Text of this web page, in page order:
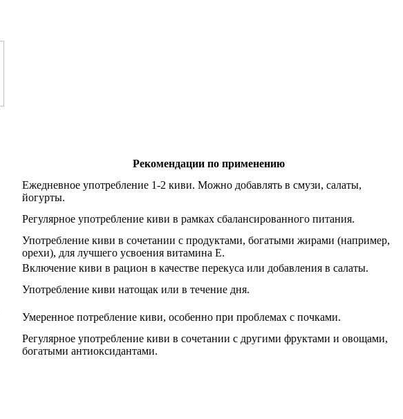
Рекомендации по применению
Ежедневное употребление 1-2 киви. Можно добавлять в смузи, салаты,
йогурты.
Регулярное употребление киви в рамках сбалансированного питания.
Употребление киви в сочетании с продуктами, богатыми жирами (например,
орехи), для лучшего усвоения витамина Е.
Включение киви в рацион в качестве перекуса или добавления в салаты.
Употребление киви натощак или в течение дня.
Умеренное потребление киви, особенно при проблемах с почками.
Регулярное употребление киви в сочетании с другими фруктами и овощами,
богатыми антиоксидантами.